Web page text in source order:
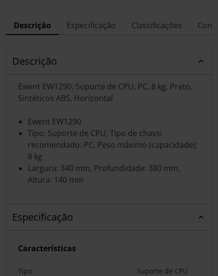
Descrição Especificação Classificações
Descrição
Ewent EW1290, Suporte de CPU, PC, 8 kg, Preto,
Sintéticos ABS, Horizontal
Ewent EW1290
Tipo: Suporte de CPU, Tipo de chassi
recomendado: PC, Peso máximo (capacidade):
8 kg
Largura: 340 mm, Profundidade: 380 mm,
Altura: 140 mm
Especificação
Características
Tipo Suporte de CPU